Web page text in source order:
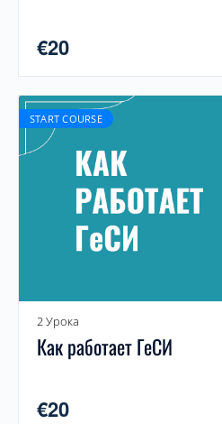
€20
START COURSE
2 Урока
Как работает ГеСИ
€20